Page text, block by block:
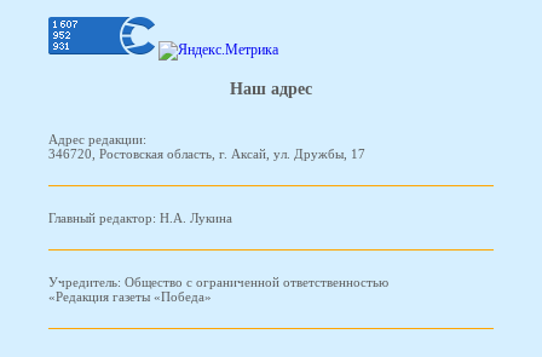
Наш адрес
Адрес редакции:
346720, Ростовская область, г. Аксай, ул. Дружбы, 17
Главный редактор: Н.А. Лукина
Учредитель: Общество с ограниченной ответственностью
«Редакция газеты «Победа»